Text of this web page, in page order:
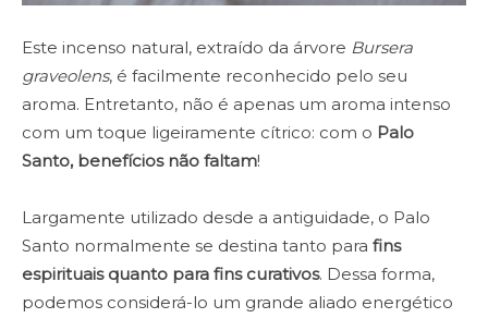
Este incenso natural, extraído da árvore Bursera
graveolens, é facilmente reconhecido pelo seu
aroma. Entretanto, não é apenas um aroma intenso
com um toque ligeiramente cítrico: com o Palo
Santo, benefícios não faltam!
Largamente utilizado desde a antiguidade, o Palo
Santo normalmente se destina tanto para fins
espirituais quanto para fins curativos. Dessa forma,
podemos considerá-lo um grande aliado energético